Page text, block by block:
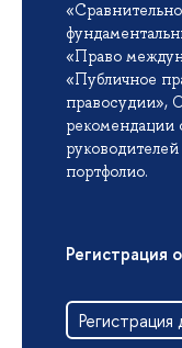
«Право
«Публичное
правосудии»,
рекомендации
портфолио.
Регистрация